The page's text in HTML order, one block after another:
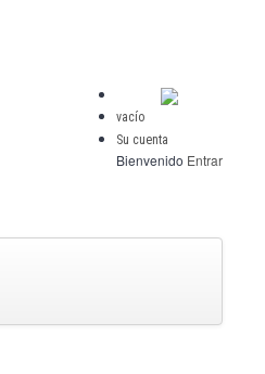
vacío
Su cuenta
Bienvenido Entrar